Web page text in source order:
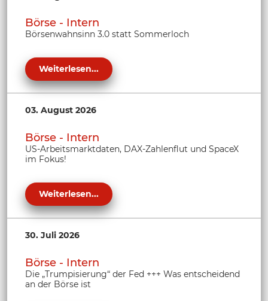
Börse - Intern
Börsenwahnsinn 3.0 statt Sommerloch
Weiterlesen...
03. August 2026
Börse - Intern
US-Arbeitsmarktdaten, DAX-Zahlenflut und SpaceX
im Fokus!
Weiterlesen...
30. Juli 2026
Börse - Intern
Die „Trumpisierung“ der Fed +++ Was entscheidend
an der Börse ist